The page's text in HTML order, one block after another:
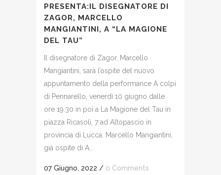
PRESENTA:IL DISEGNATORE DI
ZAGOR, MARCELLO
MANGIANTINI, A “LA MAGIONE
DEL TAU”
Il disegnatore di Zagor, Marcello
Mangiantini, sarà l’ospite del nuovo
appuntamento della performance A colpi
di Pennarello, venerdì 10 giugno dalle
ore 19.30 in poi a La Magione del Tau in
piazza Ricasoli, 7 ad Altopascio in
provincia di Lucca. Marcello Mangiantini,
già ospite di A...
07 Giugno, 2022 / 0 Comments